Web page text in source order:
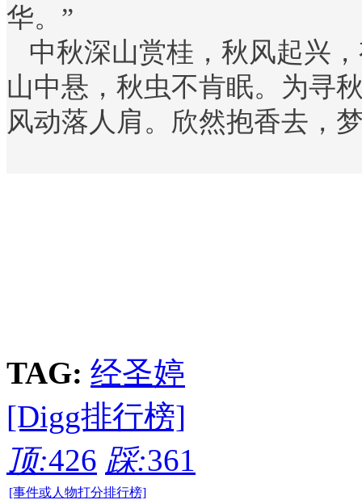
华。”
中秋深山赏桂，秋风起兴
山中悬，秋虫不肯眠。为寻
风动落人肩。欣然抱香去，
TAG: 经圣婷
[Digg排行榜]
顶:426 踩:361
[事件或人物打分排行榜]